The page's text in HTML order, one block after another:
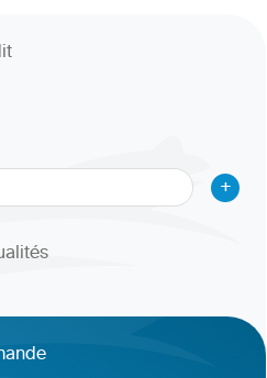
+